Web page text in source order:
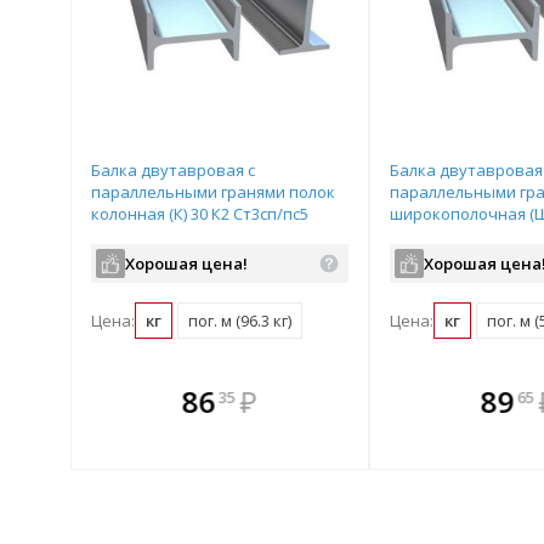
Балка двутавровая с
параллельными гранями полок
колонная (К) 30 К2 Ст3сп/пс5
Хорошая цена!
Цена: кг пог. м (96.3 кг)
8635 ₽
В
всегда
Балка двутавровая
параллельными
широкополочная
Хорошая цена!
Цена: кг пог. м
В комплекте
всегда выгоднее!
8965
В
всегда